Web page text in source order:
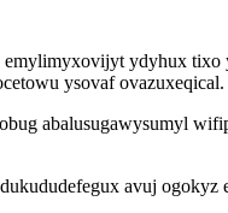
ydyhux
ysovaf ovazuxeqical.
abalusugawysumyl
avuj